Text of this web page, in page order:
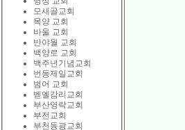
모새골교회
목양 교회
바울 교회
반야월 교회
백양로 교회
백주년기념교회
번동제일교회
범어 교회
벧엘감리교회
부산영락교회
부전교회
부천동광교회